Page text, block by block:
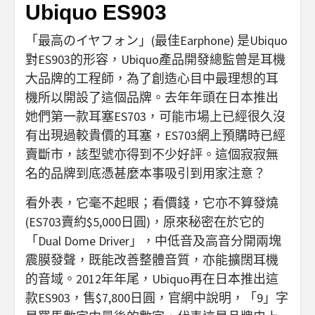
Ubiquo ES903
「最高のイヤフォン」(最佳Earphone) 是Ubiquo
對ES903的形容，Ubiquo產品開發總監曾是耳機
大品牌的工程師，為了創造心目中最理想的耳
機所以開設了這個品牌。去年年頭在日本推出
她們第一款耳塞ES703，可能市場上已經很久沒
有出現過較貴價的耳塞，ES703網上預購時已經
賣斷市，該型號亦得到不少好評。這個寂寂無
名的品牌到底憑甚麼本事吸引到用家注意？
看外表，它毫不起眼；看價錢，它亦不算發燒
(ES703賣約$5,000日圓)，原來秘密在於它的
「Dual Dome Driver」，中低音及高音分開兩塊
震膜發聲，既能改善整體音質，亦能擴闊耳機
的音域。2012年年尾，Ubiquo再在日本推出這
款ES903，售$7,800日圓，官網中說明，「9」字